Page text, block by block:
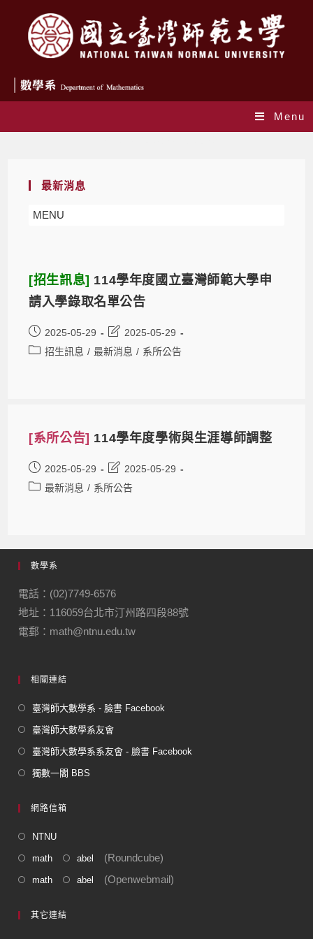
Menu
最新消息
MENU
[招生訊息] 114學年度國立臺灣師範大學申
請入學錄取名單公告
2025-05-29
2025-05-29
招生訊息 / 最新消息 / 系所公告
[系所公告] 114學年度學術與生涯導師調整
2025-05-29
2025-05-29
最新消息 / 系所公告
數學系
電話：(02)7749-6576
地址：116059台北市汀州路四段88號
電郵：math@ntnu.edu.tw
相關連結
臺灣師大數學系 - 臉書 Facebook
臺灣師大數學系友會
臺灣師大數學系系友會 - 臉書 Facebook
獨數一閣 BBS
網路信箱
NTNU
math abel (Roundcube)
math abel (Openwebmail)
其它連結